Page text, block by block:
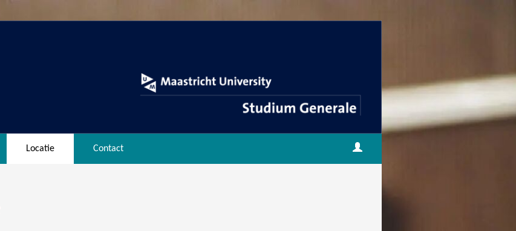
Locatie Contact